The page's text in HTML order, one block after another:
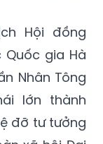
Hội đồng
gia Hà
Nhân Tông
lớn thành
đỡ tư tưởng